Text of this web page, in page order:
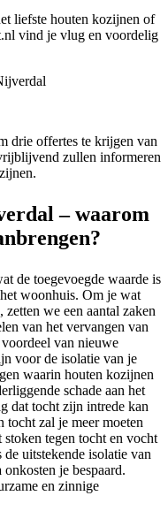
liefste houten kozijnen of
vind je vlug en voordelig
drie offertes te krijgen van
zullen informeren
– waarom
de toegevoegde waarde is
woonhuis. Om je wat
we een aantal zaken
van het vervangen van
van nieuwe
voor de isolatie van je
waarin houten kozijnen
schade aan het
dat tocht zijn intrede kan
tocht zal je meer moeten
tegen tocht en vocht
uitstekende isolatie van
je bespaard.
en zinnige